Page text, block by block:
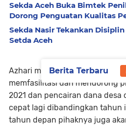
Sekda Aceh Buka Bimtek
Dorong Penguatan Kualitas
Sekda Nasir Tekankan
Setda Aceh
Azhari mengatakan, pada
memfasilitasi dan mendorong
2021 dan pencairan dana desa
cepat lagi dibandingkan tahun
tahun depan pihaknya juga
Berita Terbaru